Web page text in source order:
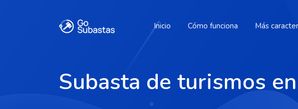
Inicio Cómo funciona Más
Subasta de turismos